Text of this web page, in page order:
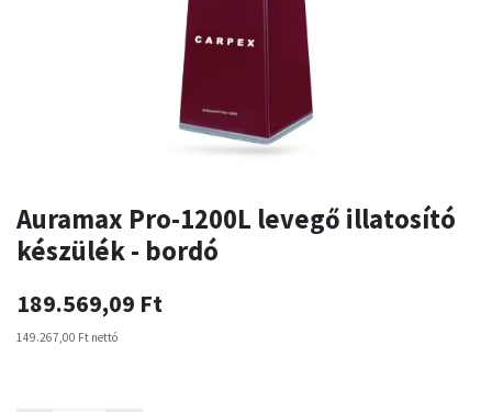
Auramax Pro-1200L levegő illatosító
készülék - bordó
189.569,09 Ft
149.267,00 Ft nettó